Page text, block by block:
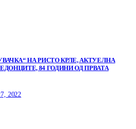
НА РИСТО КРЛЕ, АКТУЕЛНА
84 ГОДИНИ ОД ПРВАТА
2022